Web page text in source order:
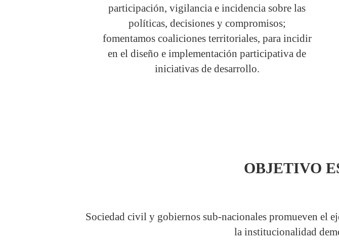
participación, vigilancia e incidencia sobre las
políticas, decisiones y compromisos;
fomentamos coaliciones territoriales, para incidir
en el diseño e implementación participativa de
iniciativas de desarrollo.
OBJETIVO
Sociedad civil y gobiernos sub-nacionales promueven el
la institucionalidad